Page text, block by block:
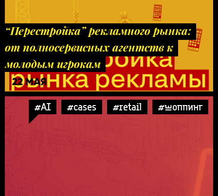
“Перестройка” рекламного рынка:
от полносервисных агентств к
молодым игрокам
22 МАЯ
#AI #cases #retail #шоппинг